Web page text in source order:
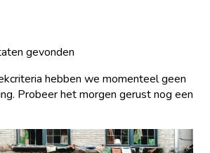
gevonden
hebben we momenteel geen
Probeer het morgen gerust nog een